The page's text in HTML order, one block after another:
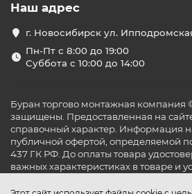
Наш адрес
г. Новосибирск ул.
Пн-Пт с 8:00 до 19:00
Суббота с 10:00 до 14:00
Буран торгово монтажная компания
защищены. Предоставленная на
справочный характер. Информация
публичной офертой, определяемой
437 ГК РФ. До оплаты товара
важных характеристиках в товаре и